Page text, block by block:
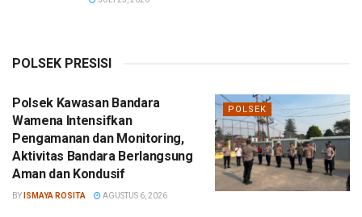
POLSEK PRESISI
POLSEK
Polsek Kawasan Bandara
Wamena Intensifkan
Pengamanan dan Monitoring,
Aktivitas Bandara Berlangsung
Aman dan Kondusif
BY ISMAYA ROSITA AGUSTUS 6, 2026